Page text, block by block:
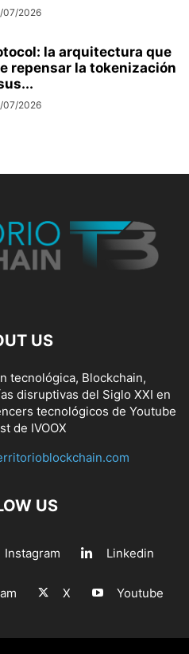
07/2026
la arquitectura que
repensar la tokenización
07/2026
US
tecnológica, Blockchain,
disruptivas del Siglo XXI en
tecnológicos de Youtube
de IVOOX
US
Instagram Linkedin
X Youtube